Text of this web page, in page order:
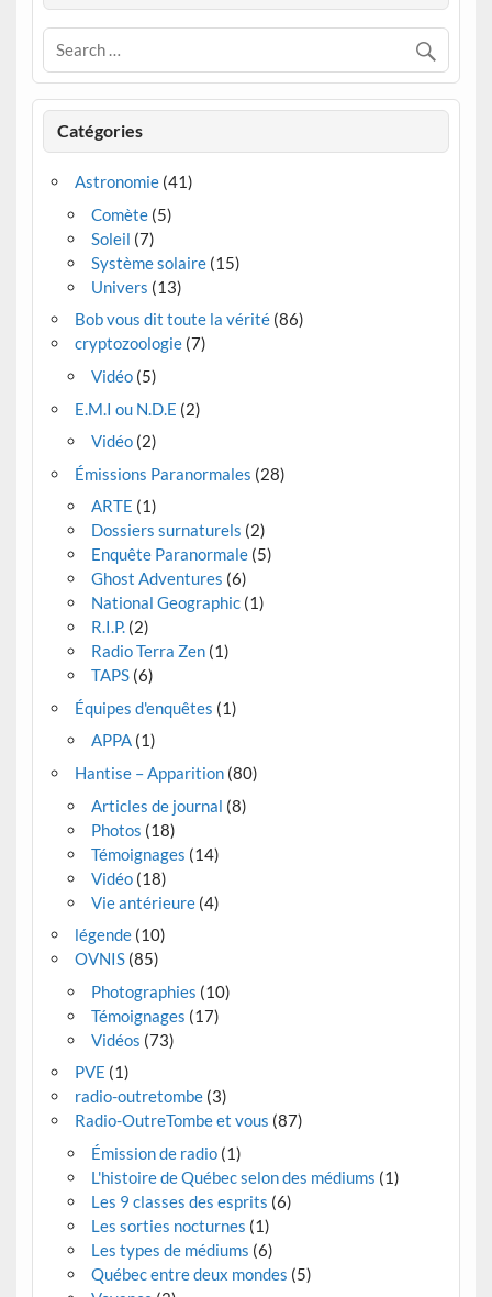
Catégories
Astronomie(41)
Comète(5)
Soleil (7)
Système solaire(15)
Univers (13)
Bob vous dit toute la vérité(86)
cryptozoologie(7)
Vidéo(5)
E.M.I ou N.D.E (2)
Vidéo(2)
Émissions Paranormales (28)
ARTE (1)
Dossiers surnaturels (2)
Enquête Paranormale(5)
Ghost Adventures (6)
National Geographic(1)
R.I.P.(2)
Radio Terra Zen(1)
TAPS(6)
Équipes d'enquêtes (1)
APPA(1)
Hantise – Apparition(80)
Articles de journal (8)
Photos (18)
Témoignages (14)
Vidéo(18)
Vie antérieure(4)
légende(10)
OVNIS(85)
Photographies (10)
Témoignages (17)
Vidéos (73)
PVE (1)
radio-outretombe(3)
Radio-OutreTombe et vous (87)
Émission de radio(1)
L'histoire de Québec selon des médiums (1)
Les 9 classes des esprits (6)
Les sorties nocturnes (1)
Les types de médiums (6)
Québec entre deux mondes (5)